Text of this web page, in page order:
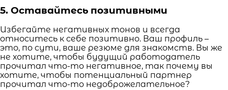
5. Оставайтесь позитивными
Избегайте негативных тонов и всегда
относитесь к себе позитивно. Ваш профиль –
это, по сути, ваше резюме для знакомств. Вы же
не хотите, чтобы будущий работодатель
прочитал что-то негативное, так почему вы
хотите, чтобы потенциальный партнер
прочитал что-то недоброжелательное?